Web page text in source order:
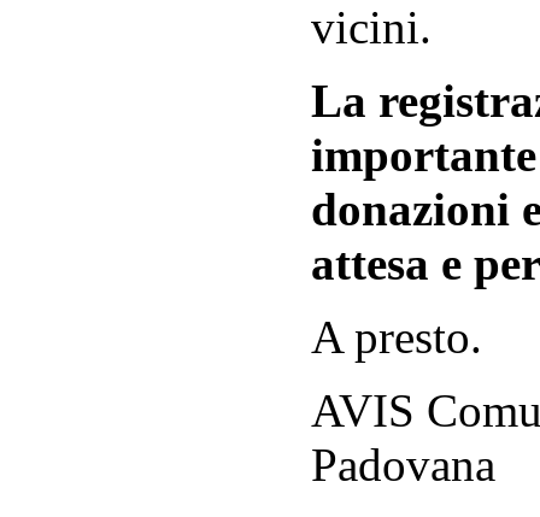
vicini.
La
donazioni
attesa e
A presto.
AVIS
Padovana